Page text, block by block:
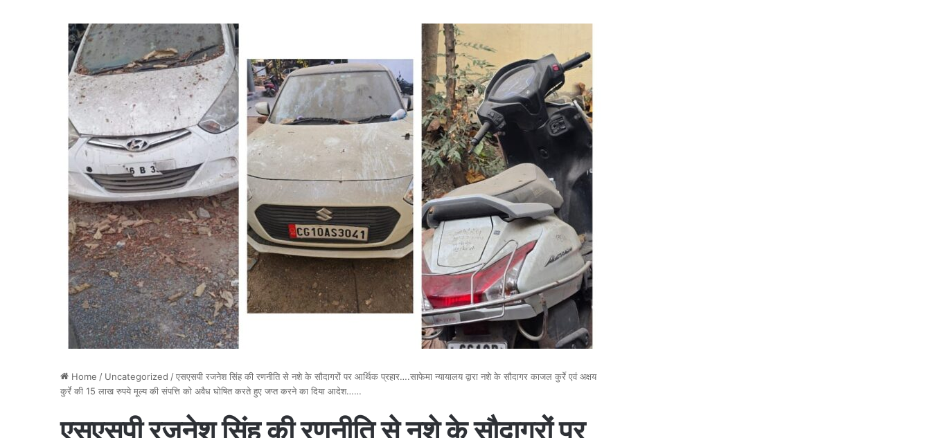
Home / Uncategorized /एसएसपी रजनेश सिंह की रणनीति से नशे के सौदागरों पर आर्थिक प्रहार….साफेमा न्यायालय द्वारा नशे के सौदागर काजल कुर्रे एवं अक्षय
कुर्रे की 15 लाख रुपये मूल्य की संपत्ति को अवैध घोषित करते हुए जप्त करने का दिया आदेश……